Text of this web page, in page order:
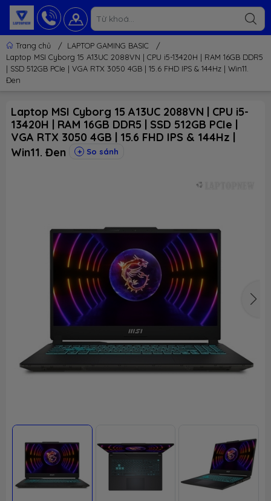
Trang chủ / LAPTOP GAMING BASIC
/
Laptop MSI Cyborg 15 A13UC 2088VN | CPU i5-13420H | RAM 16GB DDR5
| SSD 512GB PCIe | VGA RTX 3050 4GB | 15.6 FHD IPS & 144Hz | Win11.
Đen
Laptop MSI Cyborg 15 A13UC 2088VN | CPU i5-
13420H | RAM 16GB DDR5 | SSD 512GB PCIe |
VGA RTX 3050 4GB | 15.6 FHD IPS & 144Hz |
Win11. Đen
So sánh